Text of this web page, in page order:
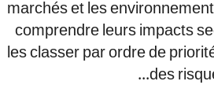
marchés et les
comprendre leurs impacts
les classer par ordre de
des